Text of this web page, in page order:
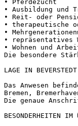
• Pferdezucht
• Ausbildung und
• Reit- oder
• therapeutische
•
• repräsentatives
• Wohnen und
Die besondere
LAGE IN
Das Anwesen
Bremen,
Die genaue
BESONDERHEITEN IM